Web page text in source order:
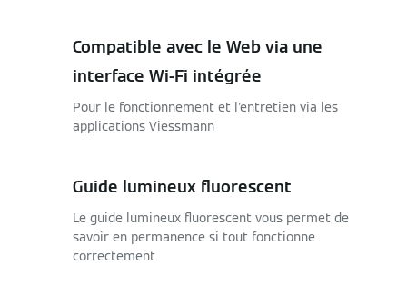
Compatible avec le Web via une
interface Wi-Fi intégrée
Pour le fonctionnement et l'entretien via les
applications Viessmann
Guide lumineux fluorescent
Le guide lumineux fluorescent vous permet de
savoir en permanence si tout fonctionne
correctement